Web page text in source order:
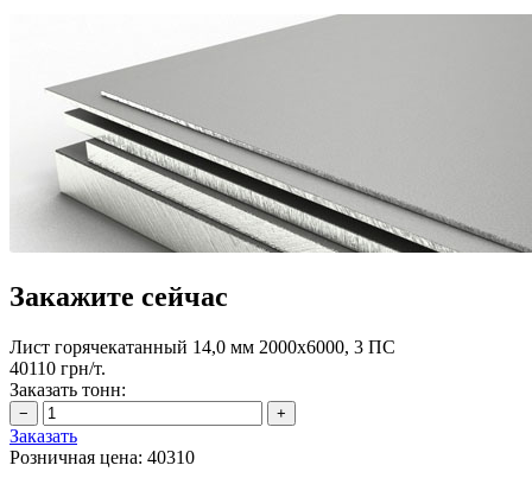
Закажите сейчас
Лист горячекатанный 14,0 мм 2000х6000, 3 ПС
40110 грн/т.
Заказать тонн:
Заказать
Розничная цена: 40310